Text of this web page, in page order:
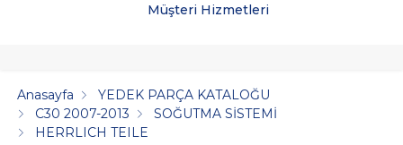
Müşteri Hizmetleri
Anasayfa
YEDEK PARÇA KATALOĞU
C30 2007-2013
SOĞUTMA SİSTEMİ
HERRLICH TEILE